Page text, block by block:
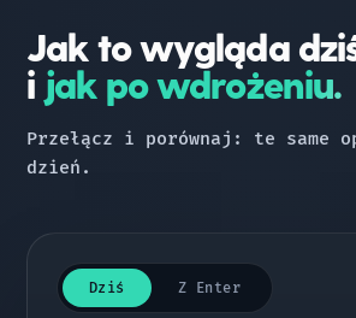
Jak to wygląda
i jak po wdrożeniu.
Przełącz i porównaj: te same
dzień.
Dziś Z Enter